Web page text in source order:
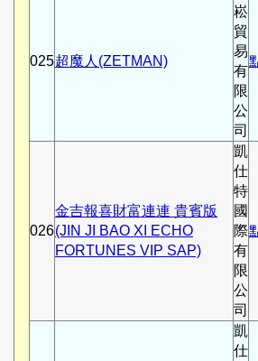
025超魔人(ZETMAN)
崧
貿
易
有
限
公
司
026
金吉報喜財富連連 貴賓版
(JIN JI BAO XI ECHO
FORTUNES VIP SAP)
凱
仕
特
國
際
有
限
公
司
凱
仕